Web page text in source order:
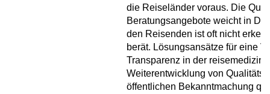
die Reiseländer voraus. Die
Beratungsangebote weicht in
den Reisenden ist oft nicht
berät. Lösungsansätze für eine
Transparenz in der
Weiterentwicklung von
öffentlichen Bekanntmachung